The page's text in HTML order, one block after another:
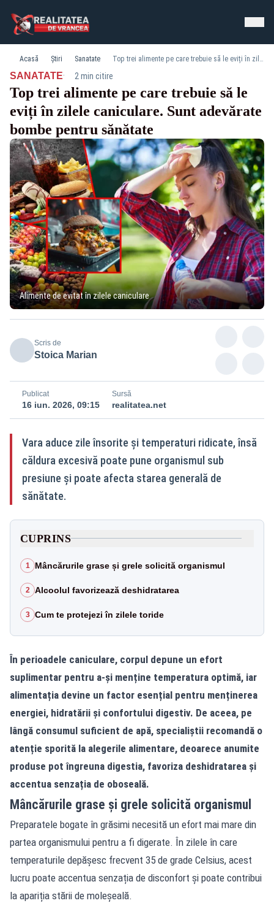
Acasă Știri Sanatate Top trei alimente pe care trebuie să le eviți în zilele caniculare. Sunt adevărate bombe pentru sănătate
SANATATE· 2 min citire
Top trei alimente pe care trebuie să le
eviți în zilele caniculare. Sunt adevărate
bombe pentru sănătate
Alimente de evitat în zilele caniculare
Scris de
Stoica Marian
Publicat
16 iun. 2026, 09:15
Sursă
realitatea.net
Vara aduce zile însorite și temperaturi ridicate, însă
căldura excesivă poate pune organismul sub
presiune și poate afecta starea generală de
sănătate.
CUPRINS
1 Mâncărurile grase și grele solicită organismul
2 Alcoolul favorizează deshidratarea
3 Cum te protejezi în zilele toride
În perioadele caniculare, corpul depune un efort
suplimentar pentru a-și menține temperatura optimă, iar
alimentația devine un factor esențial pentru menținerea
energiei, hidratării și confortului digestiv. De aceea, pe
lângă consumul suficient de apă, specialiștii recomandă o
atenție sporită la alegerile alimentare, deoarece anumite
produse pot îngreuna digestia, favoriza deshidratarea și
accentua senzația de oboseală.
Mâncărurile grase și grele solicită organismul
Preparatele bogate în grăsimi necesită un efort mai mare din
partea organismului pentru a fi digerate. În zilele în care
temperaturile depășesc frecvent 35 de grade Celsius, acest
lucru poate accentua senzația de disconfort și poate contribui
la apariția stării de moleșeală.